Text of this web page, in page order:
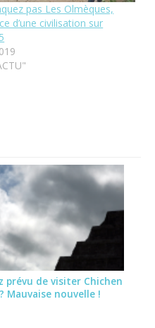
pas Les Olmèques,
d’une civilisation sur
prévu de visiter Chichen
Mauvaise nouvelle !